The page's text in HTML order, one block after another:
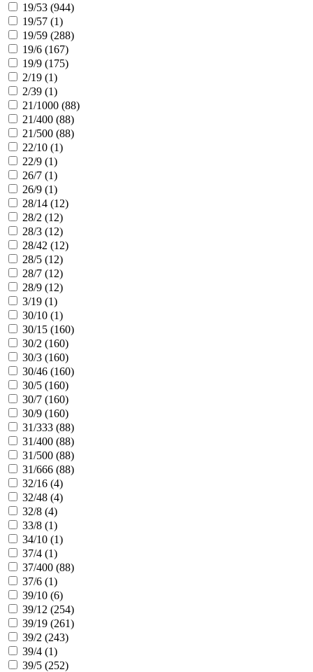
19/53 (944)
19/57 (1)
19/59 (288)
19/6 (167)
19/9 (175)
2/19 (1)
2/39 (1)
21/1000 (88)
21/400 (88)
21/500 (88)
22/10 (1)
22/9 (1)
26/7 (1)
26/9 (1)
28/14 (12)
28/2 (12)
28/3 (12)
28/42 (12)
28/5 (12)
28/7 (12)
28/9 (12)
3/19 (1)
30/10 (1)
30/15 (160)
30/2 (160)
30/3 (160)
30/46 (160)
30/5 (160)
30/7 (160)
30/9 (160)
31/333 (88)
31/400 (88)
31/500 (88)
31/666 (88)
32/16 (4)
32/48 (4)
32/8 (4)
33/8 (1)
34/10 (1)
37/4 (1)
37/400 (88)
37/6 (1)
39/10 (6)
39/12 (254)
39/19 (261)
39/2 (243)
39/4 (1)
39/5 (252)